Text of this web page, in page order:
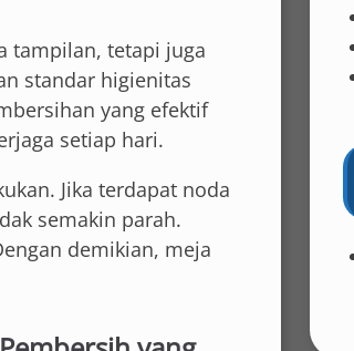
tampilan, tetapi juga
standar higienitas
yang efektif
setiap hari.
Jika terdapat noda
semakin parah.
demikian, meja